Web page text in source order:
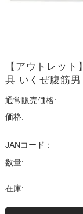
【アウトレッ
具 いくぜ腹筋
通常販売価格:
価格:
JANコード：
数量:
在庫: